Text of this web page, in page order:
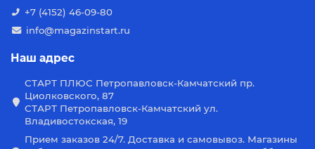
+7 (4152) 46-09-80
info@magazinstart.ru
Наш адрес
СТАРТ ПЛЮС Петропавловск-Камчатский пр.
Циолковского, 87
СТАРТ Петропавловск-Камчатский ул.
Владивостокская, 19
Прием заказов 24/7. Доставка и самовывоз. Магазины